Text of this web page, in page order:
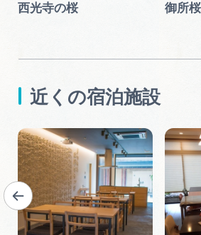
西光寺の桜 御所
近くの宿泊施設